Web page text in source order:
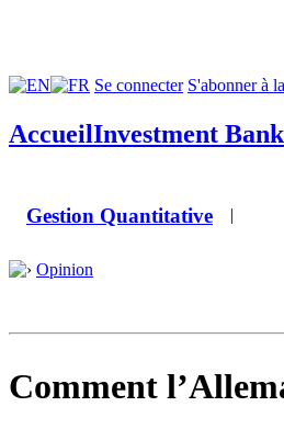
Se connecter S'abonner à
AccueilInvestment
Gestion Quantitative |
Opinion
Comment